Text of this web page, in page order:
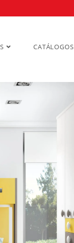
CATÁLOGOS